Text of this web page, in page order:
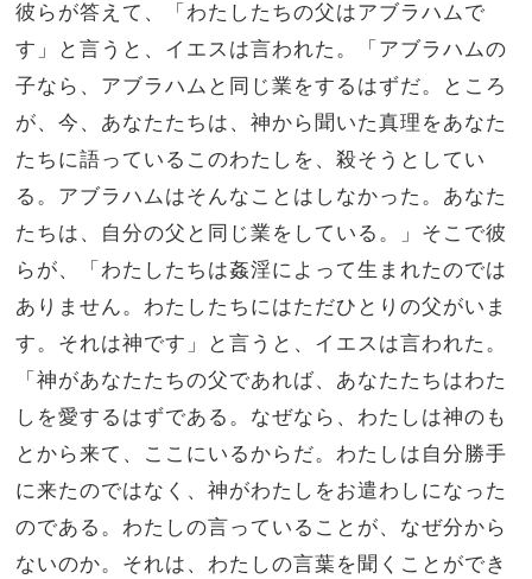
彼らが答えて、「わたしたちの父はアブラハムで
す」と言うと、イエスは言われた。「アブラハムの
子なら、アブラハムと同じ業をするはずだ。
ところ
が、今、あなたたちは、神から聞いた真理をあなた
たちに語っているこのわたしを、殺そうとしてい
る。アブラハムはそんなことはしなかった。 あなた
たちは、自分の父と同じ業をしている。」そこで彼
らが、「わたしたちは姦淫によって生まれたのでは
ありません。わたしたちにはただひとりの父がいま
す。それは神です」と言うと、 イエスは言われた。
「神があなたたちの父であれば、あなたたちはわた
しを愛するはずである。なぜなら、わたしは神のも
とから来て、ここにいるからだ。わたしは自分勝手
に来たのではなく、神がわたしをお遣わしになった
のである。 わたしの言っていることが、なぜ分から
ないのか。それは、わたしの言葉を聞くことができ